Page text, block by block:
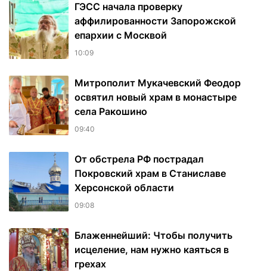
ГЭСС начала проверку
аффилированности Запорожской
епархии с Москвой
10:09
Митрополит Мукачевский Феодор
освятил новый храм в монастыре
села Ракошино
09:40
От обстрела РФ пострадал
Покровский храм в Станиславе
Херсонской области
09:08
Блаженнейший: Чтобы получить
исцеление, нам нужно каяться в
грехах